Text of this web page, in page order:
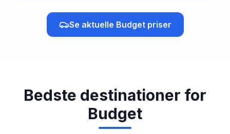
Se aktuelle Budgetpriser
Bedste destinationer for
Budget